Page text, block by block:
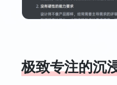
极致专注的沉